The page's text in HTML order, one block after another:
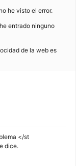
he visto el error.
entrado ninguno
de la web es
</st
dice.